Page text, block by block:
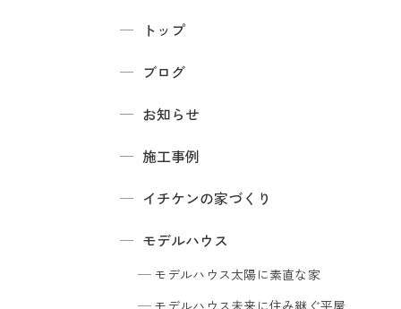
トップ
ブログ
お知らせ
施工事例
イチケンの家づくり
モデルハウス
モデルハウス太陽に素直な家
モデルハウス未来に住み継ぐ平屋